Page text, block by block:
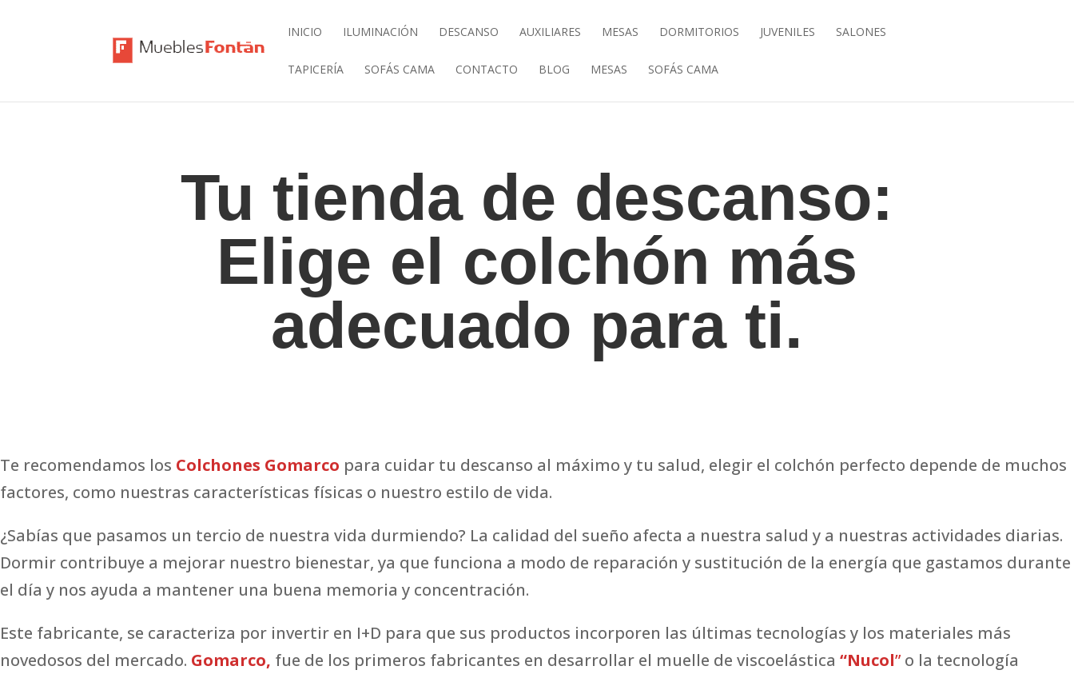
INICIO ILUMINACIÓN DESCANSO AUXILIARES MESAS DORMITORIOS JUVENILES SALONES
TAPICERÍA SOFÁS CAMA CONTACTO BLOG MESAS SOFÁS CAMA
Tu tienda de descanso:
Elige el colchón más
adecuado para ti.
Te recomendamos los Colchones Gomarco para cuidar tu descanso al máximo y tu salud, elegir el colchón perfecto depende de muchos
factores, como nuestras características físicas o nuestro estilo de vida.
¿Sabías que pasamos un tercio de nuestra vida durmiendo? La calidad del sueño afecta a nuestra salud y a nuestras actividades diarias.
Dormir contribuye a mejorar nuestro bienestar, ya que funciona a modo de reparación y sustitución de la energía que gastamos durante
el día y nos ayuda a mantener una buena memoria y concentración.
Este fabricante, se caracteriza por invertir en I+D para que sus productos incorporen las últimas tecnologías y los materiales más
novedosos del mercado. Gomarco, fue de los primeros fabricantes en desarrollar el muelle de viscoelástica “Nucol” o la tecnología